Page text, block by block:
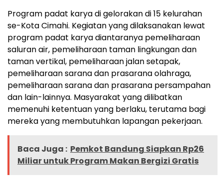
Program padat karya di gelorakan di 15 kelurahan
se-Kota Cimahi. Kegiatan yang dilaksanakan lewat
program padat karya diantaranya pemeliharaan
saluran air, pemeliharaan taman lingkungan dan
taman vertikal, pemeliharaan jalan setapak,
pemeliharaan sarana dan prasarana olahraga,
pemeliharaan sarana dan prasarana persampahan
dan lain-lainnya. Masyarakat yang dilibatkan
memenuhi ketentuan yang berlaku, terutama bagi
mereka yang membutuhkan lapangan pekerjaan.
Baca Juga : Pemkot Bandung Siapkan Rp26
Miliar untuk Program Makan Bergizi Gratis